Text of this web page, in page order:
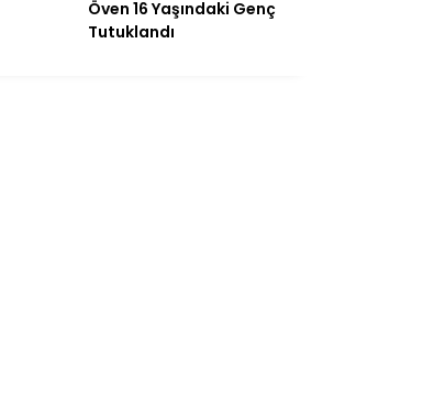
Öven 16 Yaşındaki Genç
Tutuklandı